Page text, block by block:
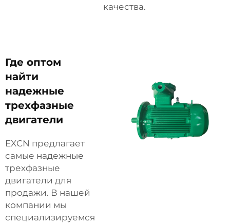
качества.
Где оптом
найти
надежные
трехфазные
двигатели
EXCN предлагает
самые надежные
трехфазные
двигатели для
продажи. В нашей
компании мы
специализируемся